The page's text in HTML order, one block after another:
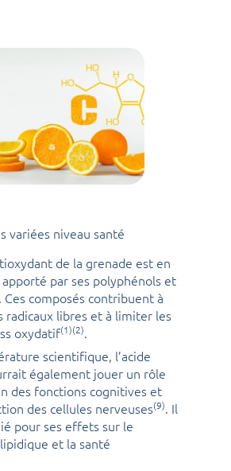
variées niveau santé
de la grenade est en
par ses polyphénols et
Ces composés contribuent à
radicaux libres et à limiter les
oxydatif(1)(2).
scientifique, l’acide
également jouer un rôle
des fonctions cognitives et
des cellules nerveuses(9). Il
pour ses effets sur le
et la santé